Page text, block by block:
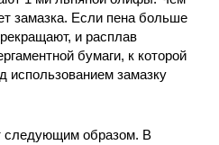
замазка. Если пена больше
и расплав
бумаги, к которой
использованием замазку
следующим образом. В